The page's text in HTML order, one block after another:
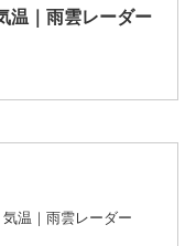
温｜雨雲レーダー
温｜雨雲レーダー